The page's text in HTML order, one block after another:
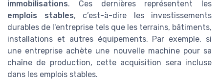
immobilisations. Ces dernières représentent les
emplois stables, c’est-à-dire les investissements
durables de l'entreprise tels que les terrains, bâtiments,
installations et autres équipements. Par exemple, si
une entreprise achète une nouvelle machine pour sa
chaîne de production, cette acquisition sera incluse
dans les emplois stables.